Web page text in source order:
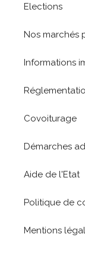
Elections
Nos marchés
Informations
Covoiturage
Démarches
Aide de l'Etat
Politique de
Mentions